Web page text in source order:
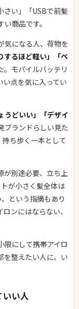
さい」「USBで前髪
商品です。
気になる人、荷物を
するほど軽い」「ペ
。モバイルバッテリ
い点を気に入ってい
うどいい」「デザイ
ブランドらしい見た
ち歩く一本として
が別途必要、立ち上
が小さく髪全体は
という指摘もあり
ンにはならない、
限にして携帯アイロ
を整えたい人に、い
いい人